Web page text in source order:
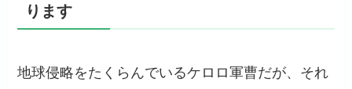
ります
地球侵略をたくらんでいるケロロ軍曹だが、それ